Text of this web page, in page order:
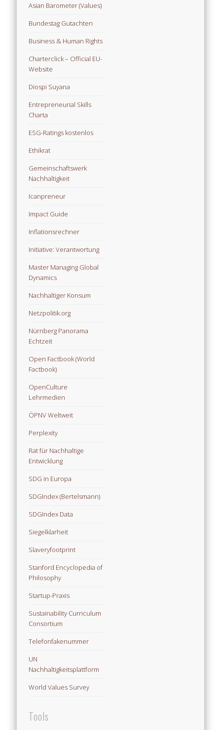
Asian Barometer (Values)
Bundestag Gutachten
Business & Human Rights
Charterclick – Official EU-
Website
Diospi Suyana
Entrepreneurial Skills
Charta
ESG-Ratings kostenlos
Ethikrat
Gemeinschaftswerk
Nachhaltigkeit
Icanpreneur
Impact Guide
Inflationsrechner
Initiative: Verantwortung
Master Managing Global
Dynamics
Nachhaltiger Konsum
Netzpolitik.org
Nürnberg Panorama
Echtzeit
Open Factbook (World
Factbook)
OpenCulture
Lehrmedien
ÖPNV Weltweit
Perplexity
Rat für Nachhaltige
Entwicklung
SDG in Europa
SDGIndex (Bertelsmann)
SDGIndex Data
Siegelklarheit
Slaveryfootprint
Stanford Encyclopedia of
Philosophy
Startup-Praxis
Sustainability Curriculum
Consortium
Telefonfakenummer
UN
Nachhaltigkeitsplattform
World Values Survey
Tools